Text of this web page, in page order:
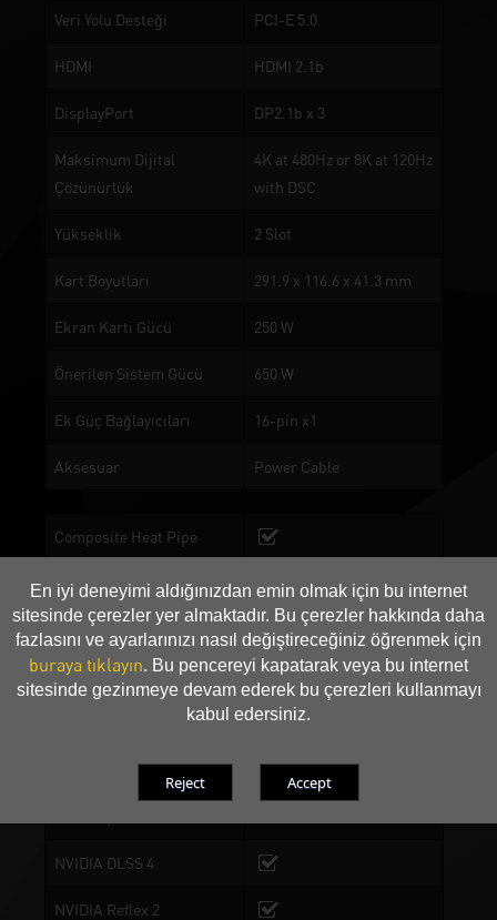
En iyi deneyimi aldığınızdan emin olmak için bu internet
sitesinde çerezler yer almaktadır. Bu çerezler hakkında daha
fazlasını ve ayarlarınızı nasıl değiştireceğiniz öğrenmek için
buraya tıklayın. Bu pencereyi kapatarak veya bu internet
sitesinde gezinmeye devam ederek bu çerezleri kullanmayı
kabul edersiniz.
Veri Yolu Desteği PCI-E 5.0
HDMI HDMI 2.1b
DisplayPort DP2.1b x 3
Maksimum Dijital
Çözünürlük
4K at 480Hz or 8K at 120Hz
with DSC
Yükseklik 2 Slot
Kart Boyutları 291.9 x 116.6 x 41.3 mm
Ekran Kartı Gücü 250 W
Önerilen Sistem Gücü 650 W
Ek Güç Bağlayıcıları 16-pin x1
Aksesuar Power Cable
Composite Heat Pipe
Bakır Taban
DrMOS
0-dB TECH
Blackwell
Işın İzleme Çekirdekleri 4th Generation
NVIDIA DLSS 4
NVIDIA Reflex 2